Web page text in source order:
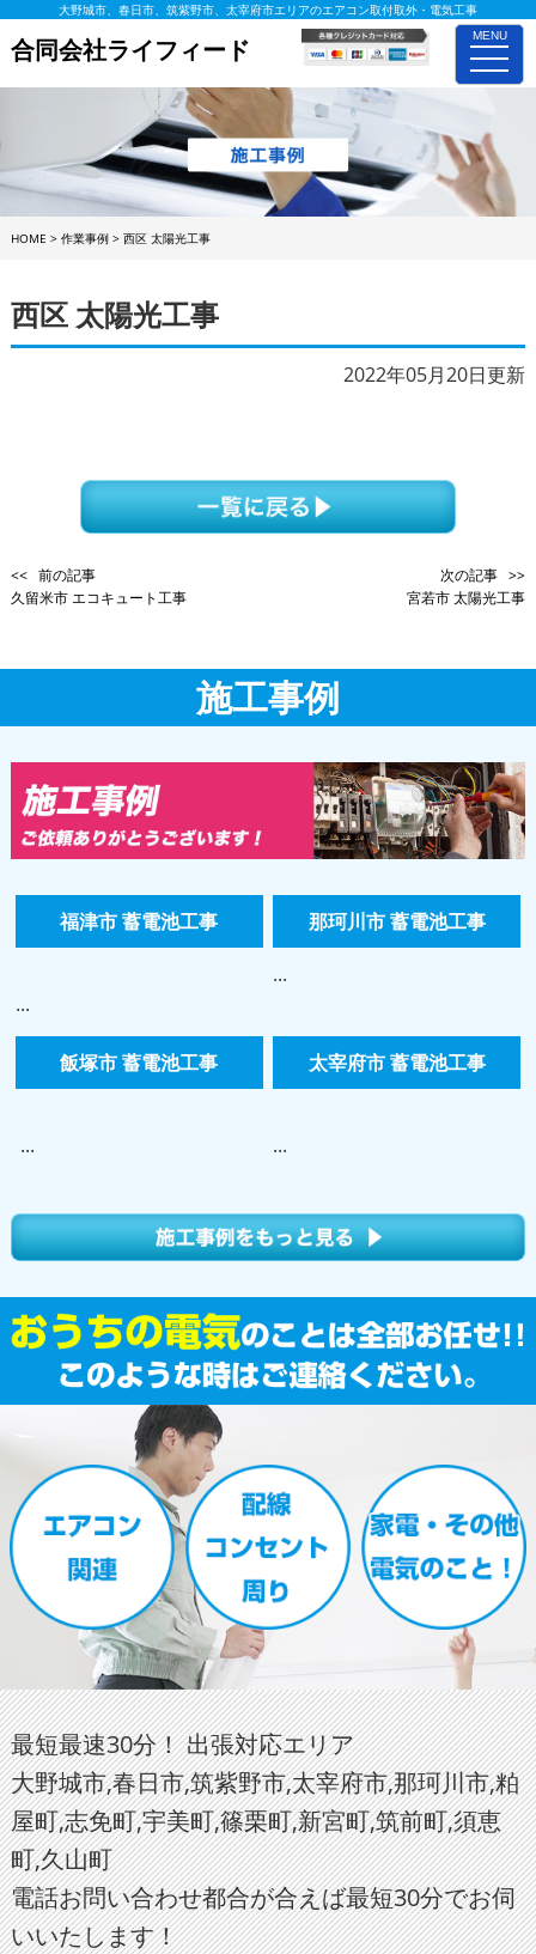
MENU
toggle
大野城市、春日市、筑紫野市、太宰府市エリアのエアコン取付取外・電気工事
合同会社ライフィード
HOME > 作業事例> 西区 太陽光工事
西区 太陽光工事
2022年05月20日更新
<< 前の記事
久留米市 エコキュート工事
次の記事 >>
宮若市 太陽光工事
施工事例
福津市 蓄電池工事
...
那珂川市 蓄電池工事
...
飯塚市 蓄電池工事
...
太宰府市 蓄電池工事
...
最短最速30分！ 出張対応エリア
大野城市,春日市,筑紫野市,太宰府市,那珂川市,粕
屋町,志免町,宇美町,篠栗町,新宮町,筑前町,須恵
町,久山町
電話お問い合わせ都合が合えば最短30分でお伺
いいたします！